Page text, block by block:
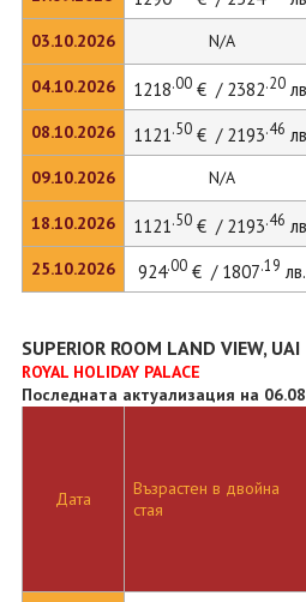
03.10.2026
04.10.2026
08.10.2026
09.10.2026
18.10.2026
25.10.2026
N/A
1218.00€ / 2382.20
1121.50€ / 2193.46
N/A
1121.50€ / 2193.46
924.00€ / 1807.19 лв.
SUPERIOR ROOM LAND VIEW, UAI
ROYAL HOLIDAY PALACE
Последната актуализация на
Дата
Възрастен в двойна
стая